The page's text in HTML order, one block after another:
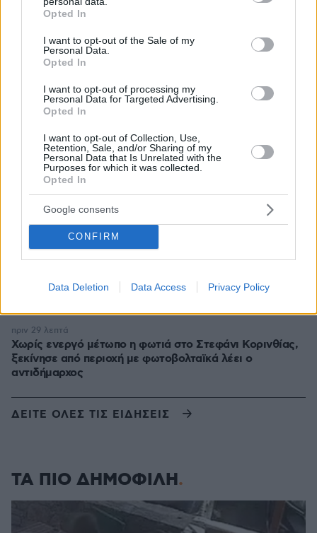
grant or deny consent to Google and its third-party tags to
use your data for below specified purposes in below Google
consent section.
Opted In
I want to opt-out of the Sale of my
Personal Data.
Opted In
I want to opt-out of processing my
Personal Data for Targeted Advertising.
Opted In
I want to opt-out of Collection, Use,
Retention, Sale, and/or Sharing of my
Personal Data that Is Unrelated with the
Purposes for which it was collected.
Opted In
Google consents
CONFIRM
Data Deletion Data Access Privacy Policy
Οι απογευματινές βουτιές της Μαρίας Σολωμού στη
θάλασσα: Σκέφτεστε τίποτα καλύτερο; έγραψε
Μπαρτσελόνα: Ακύρωσε φιλικό παιχνίδι στο Μαρόκο
λόγω της κρίσης στη Θέουτα
Φάτε σούπα με κρέας... σκύλου: Τα κρατικά ΜΜΕ στη
Βόρεια Κορέα τη συστήνουν ως διέξοδο στον καύσωνα
Σύκα και φραγκόσυκα: Τα οφέλη και πόσα μπορούμε να
καταναλώνουμε
πριν 24 λεπτά
Λευκό ξίδι: Οι 5 σωτήριες χρήσεις του όταν ζούμε με
κατοικίδια
πριν 24 λεπτά
Η Λίβερπουλ δεν ξέχασε τον Ζότα, το πρόσωπό του στο
Χωρίς ενεργό μέτωπο η φωτιά στο Στεφάνι Κορινθίας,
ξεκίνησε από περιοχή με φωτοβολταϊκά λέει ο
αντιδήμαρχος
πριν 29 λεπτά
ΔΕΙΤΕ ΟΛΕΣ ΤΙΣ ΕΙΔΗΣΕΙΣ
ΤΑ ΠΙΟ ΔΗΜΟΦΙΛΗ